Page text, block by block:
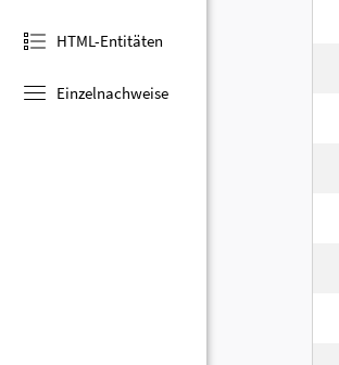
HTML-Entitäten
Einzelnachweise